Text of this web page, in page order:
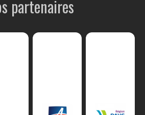
partenaires